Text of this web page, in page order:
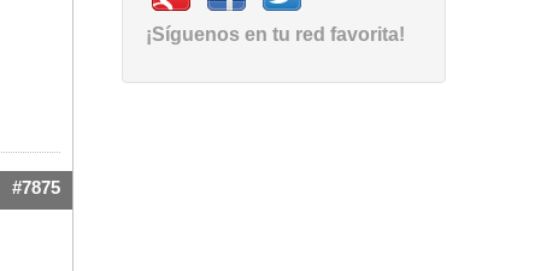
#7875
¡Síguenos en tu red favorita!